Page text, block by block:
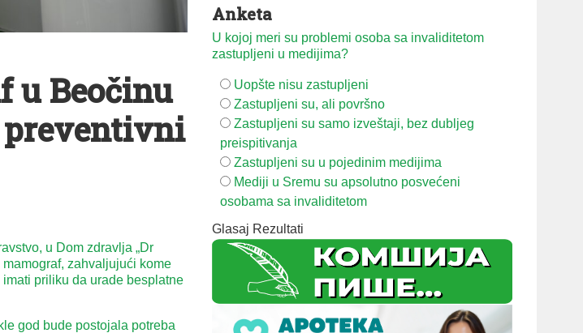
u Beočinu
preventivni
u Dom zdravlja „Dr
zahvaljujući kome
priliku da urade besplatne
god bude postojala potreba
Anketa
U kojoj meri su problemi osoba sa invaliditetom
zastupljeni u medijima?
Uopšte nisu zastupljeni
Zastupljeni su, ali površno
Zastupljeni su samo izveštaji, bez dubljeg
preispitivanja
Zastupljeni su u pojedinim medijima
Mediji u Sremu su apsolutno posvećeni
osobama sa invaliditetom
Glasaj Rezultati